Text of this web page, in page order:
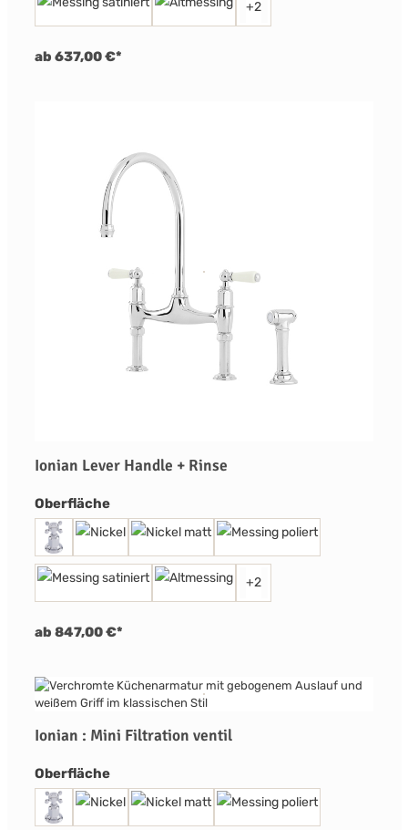
+2
ab 637,00 €*
Ionian Lever Handle + Rinse
Oberflächeauswählen
+2
ab 847,00 €*
Ionian : Mini Filtration ventil
Oberflächeauswählen